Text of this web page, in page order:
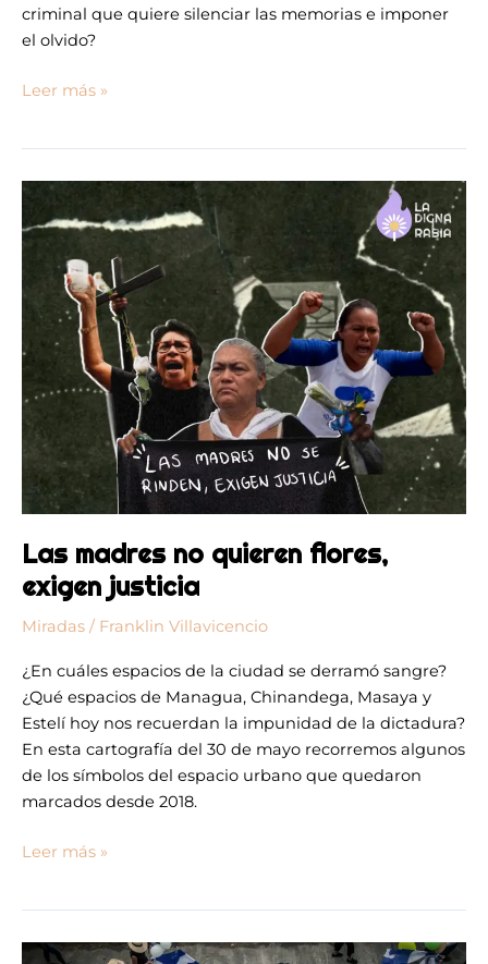
criminal que quiere silenciar las memorias e imponer
el olvido?
Leer más »
Las madres no quieren flores,
exigen justicia
Miradas / Franklin Villavicencio
¿En cuáles espacios de la ciudad se derramó sangre?
¿Qué espacios de Managua, Chinandega, Masaya y
Estelí hoy nos recuerdan la impunidad de la dictadura?
En esta cartografía del 30 de mayo recorremos algunos
de los símbolos del espacio urbano que quedaron
marcados desde 2018.
Las
madres
quieren
flores,
exigen
justicia
Leer más »
El